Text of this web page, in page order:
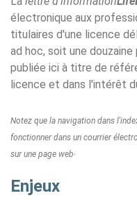
électronique aux
titulaires d'une licence
ad hoc, soit une
publiée ici à titre de
licence et dans l'intérêt
Notez que la navigation dans
fonctionner dans un courrier
sur une page web.
Enjeux